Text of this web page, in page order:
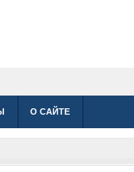
О САЙТЕ